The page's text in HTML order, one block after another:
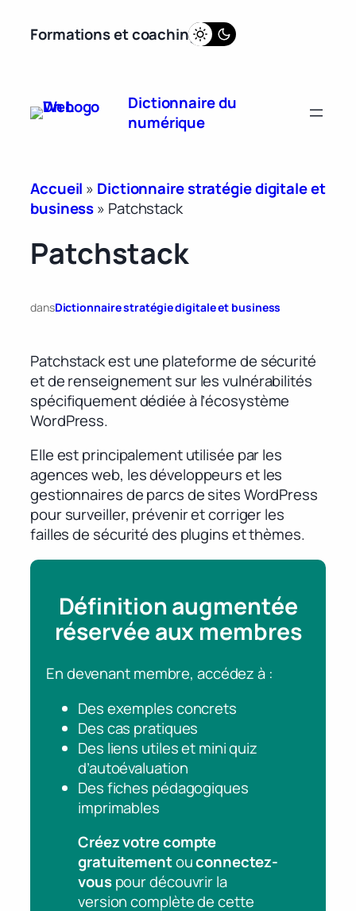
Formations et coaching
Dictionnaire du
numérique
Accueil » Dictionnaire stratégie digitale et
business» Patchstack
Patchstack
dansDictionnaire stratégie digitale et business
Patchstack est une plateforme de sécurité
et de renseignement sur les vulnérabilités
spécifiquement dédiée à l’écosystème
WordPress.
Elle est principalement utilisée par les
agences web, les développeurs et les
gestionnaires de parcs de sites WordPress
pour surveiller, prévenir et corriger les
failles de sécurité des plugins et thèmes.
Définition augmentée
réservée aux membres
En devenant membre, accédez à :
Des exemples concrets
Des cas pratiques
Des liens utiles et mini quiz
d’autoévaluation
Des fiches pédagogiques
imprimables
Créez votre compte
gratuitementouconnectez-
vouspour découvrir la
version complète de cette